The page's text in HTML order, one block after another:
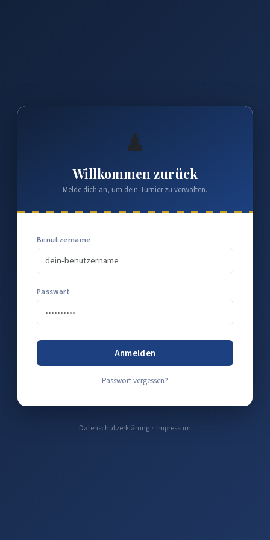
♟
Willkommen zurück
Melde dich an, um dein Turnier zu verwalten.
Benutzername
Passwort
Anmelden
Passwort vergessen?
Datenschutzerklärung · Impressum